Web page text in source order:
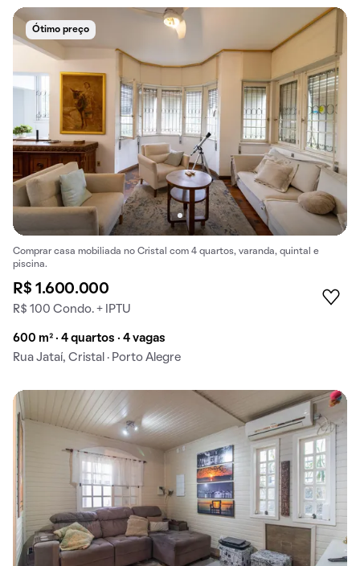
Ótimo preço
Comprar casa mobiliada no Cristal com 4 quartos, varanda, quintal e
piscina.
R$ 1.600.000
R$ 100 Condo. + IPTU
600 m² · 4 quartos · 4 vagas
Rua Jataí, Cristal · Porto Alegre